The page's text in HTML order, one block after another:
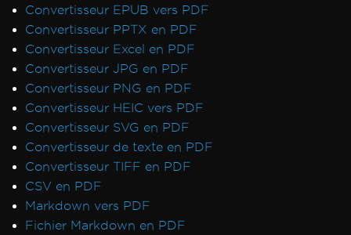
Formatage HTML pixel parfait
Azure Blob Storage
Serveur Blazor / WebAssembly (WASM)
Signatures numériques
En-têtes/Pieds de page et sauts de page
Langues internationales et CMJK
IronPDF et IIS
Kerberos
Police cassée sur AWS Lambda
Visibilité des métadonnées
Impression depuis une imprimante réseau
Rasteriser en image en utilisant
Convertisseur EPUB vers PDF
Convertisseur PPTX en PDF
Convertisseur Excel en PDF
Convertisseur JPG en PDF
Convertisseur PNG en PDF
Convertisseur HEIC vers PDF
Convertisseur SVG en PDF
Convertisseur de texte en PDF
Convertisseur TIFF en PDF
CSV en PDF
Markdown vers PDF
Fichier Markdown en PDF